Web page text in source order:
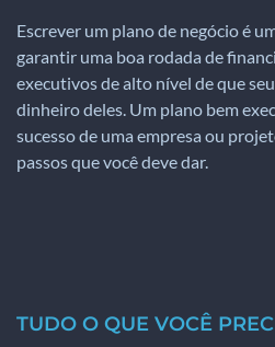
Escrever um plano de negócio é
garantir uma boa rodada de
executivos de alto nível de que
dinheiro deles. Um plano bem
sucesso de uma empresa ou
passos que você deve dar.
TUDO O QUE VOCÊ